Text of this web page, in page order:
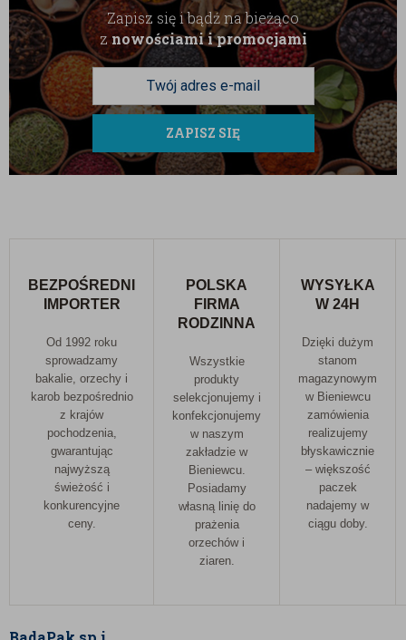
Zapisz się i bądź na bieżąco
znowościami i promocjami
ZAPISZ SIĘ
BEZPOŚREDNI
IMPORTER
Od 1992 roku
sprowadzamy
bakalie, orzechy i
karob bezpośrednio
z krajów
pochodzenia,
gwarantując
najwyższą
świeżość i
konkurencyjne
ceny.
POLSKA
FIRMA
RODZINNA
Wszystkie
produkty
selekcjonujemy i
konfekcjonujemy
w naszym
zakładzie w
Bieniewcu.
Posiadamy
własną linię do
prażenia
orzechów i
ziaren.
WYSYŁKA
W 24H
Dzięki dużym
stanom
magazynowym
w Bieniewcu
zamówienia
realizujemy
błyskawicznie
– większość
paczek
nadajemy w
ciągu doby.